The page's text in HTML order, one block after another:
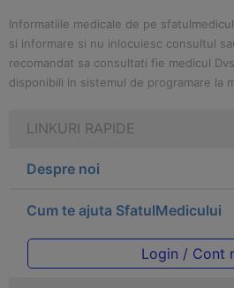
Informatiile medicale de pe
si informare si nu inlocuiesc consultul
recomandat sa consultati fie medicul
disponibili in sistemul de programare la
LINKURI RAPIDE
Despre noi
Cum te ajuta SfatulMedicului
Login / Cont